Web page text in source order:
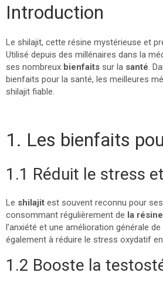
Introduction
Le shilajit, cette résine mystérieuse et
Utilisé depuis des millénaires dans la
ses nombreux bienfaits sur la santé.
bienfaits pour la santé, les meilleures
shilajit fiable.
1. Les bienfaits
1.1 Réduit le stress
Le shilajit est souvent reconnu pour
consommant régulièrement de la
l’anxiété et une amélioration générale
également à réduire le stress oxydatif
1.2 Booste la